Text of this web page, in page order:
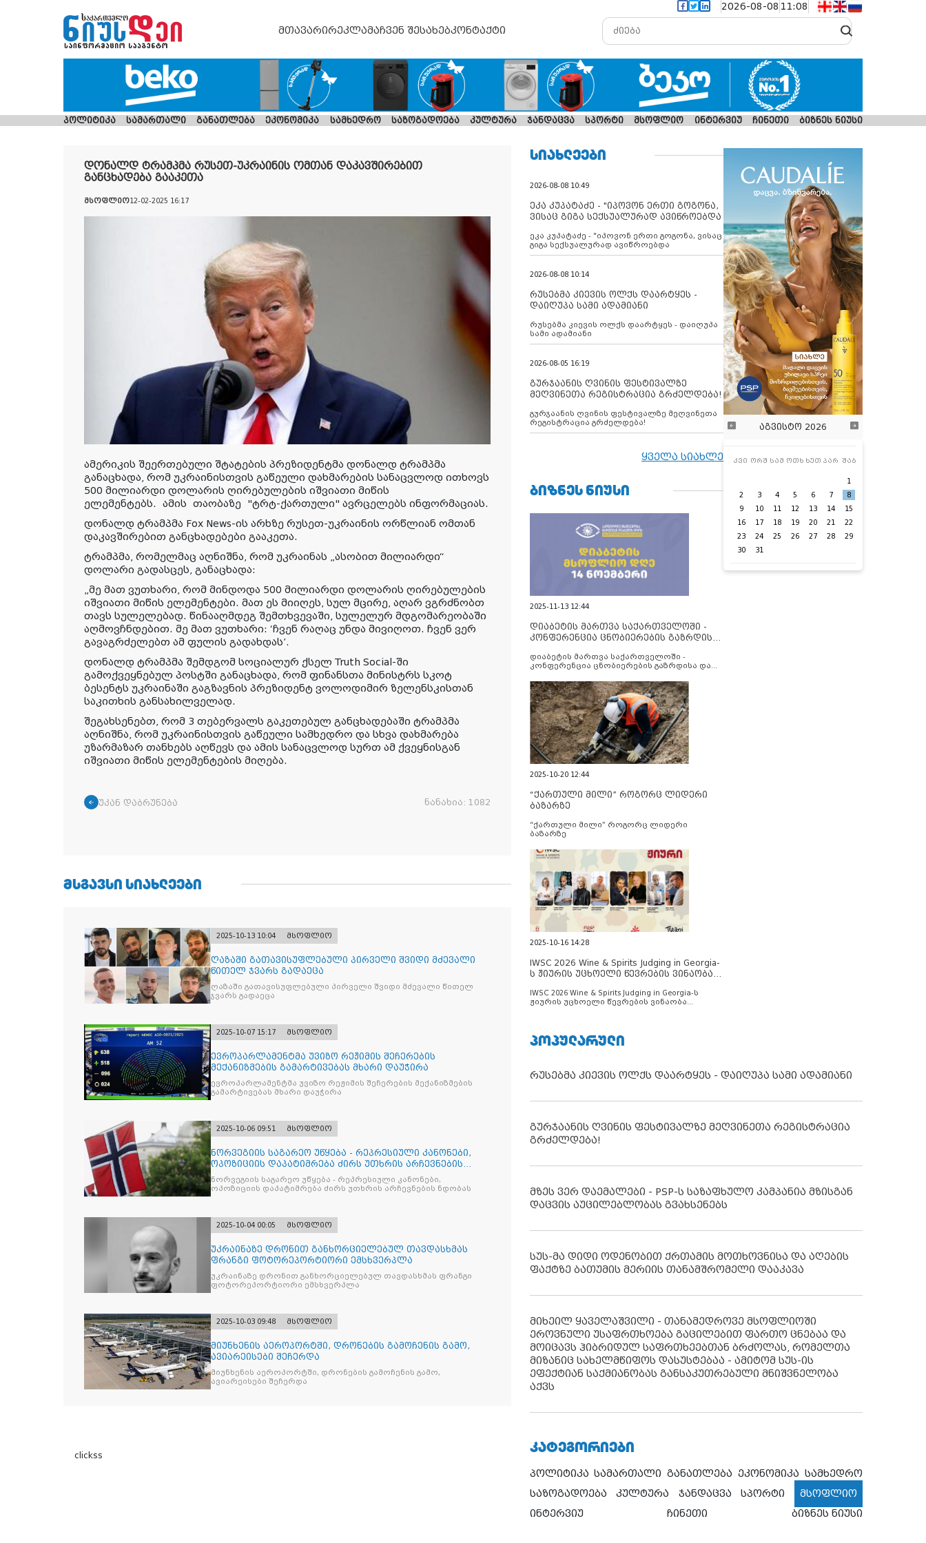
2026-08-08 11:08
მთავარირეკლამაჩვენ შესახებკონტაქტი
პოლიტიკა სამართალი განათლება ეკონომიკა სამხედრო საზოგადოება კულტურა ჯანდაცვა სპორტი მსოფლიო ინტერვიუ ჩინეთი ბიზნეს ნიუსი
დონალდ ტრამპმა რუსეთ-უკრაინის ომთან დაკავშირებით
განცხადება გააკეთა
მსოფლიო12-02-2025 16:17
ამერიკის შეერთებული შტატების პრეზიდენტმა დონალდ ტრამპმა
განაცხადა, რომ უკრაინისთვის გაწეული დახმარების სანაცვლოდ ითხოვს
500 მილიარდი დოლარის ღირებულების იშვიათი მიწის
ელემენტებს. ამის თაობაზე "ტრტ-ქართული" ავრცელებს ინფორმაციას.
დონალდ ტრამპმა Fox News-ის არხზე რუსეთ-უკრაინის ორწლიან ომთან
დაკავშირებით განცხადებები გააკეთა.
ტრამპმა, რომელმაც აღნიშნა, რომ უკრაინას „ასობით მილიარდი“
დოლარი გადასცეს, განაცხადა:
„მე მათ ვუთხარი, რომ მინდოდა 500 მილიარდი დოლარის ღირებულების
იშვიათი მიწის ელემენტები. მათ ეს მიიღეს, სულ მცირე, აღარ ვგრძნობთ
თავს სულელებად. წინააღმდეგ შემთხვევაში, სულელურ მდგომარეობაში
აღმოვჩნდებით. მე მათ ვუთხარი: ‘ჩვენ რაღაც უნდა მივიღოთ. ჩვენ ვერ
გავაგრძელებთ ამ ფულის გადახდას’.
დონალდ ტრამპმა შემდგომ სოციალურ ქსელ Truth Social-ში
გამოქვეყნებულ პოსტში განაცხადა, რომ ფინანსთა მინისტრს სკოტ
ბესენტს უკრაინაში გაგზავნის პრეზიდენტ ვოლოდიმირ ზელენსკისთან
საკითხის განსახილველად.
შეგახსენებთ, რომ 3 თებერვალს გაკეთებულ განცხადებაში ტრამპმა
აღნიშნა, რომ უკრაინისთვის გაწეული სამხედრო და სხვა დახმარება
უზარმაზარ თანხებს აღწევს და ამის სანაცვლოდ სურთ ამ ქვეყნისგან
იშვიათი მიწის ელემენტების მიღება.
უკან დაბრუნება ნანახია: 1082
ᲛᲡᲒᲐᲕᲡᲘ ᲡᲘᲐᲮᲚᲔᲔᲑᲘ
2025-10-13 10:04 მსოფლიო
ღაზაში გათავისუფლებული პირველი შვიდი მძევალი
წითელ ჯვარს გადაეცა
ღაზაში გათავისუფლებული პირველი შვიდი მძევალი წითელ
ჯვარს გადაეცა
2025-10-07 15:17 მსოფლიო
ევროპარლამენტმა უვიზო რეჟიმის შეჩერების
მექანიზმების გამარტივებას მხარი დაუჭირა
ევროპარლამენტმა უვიზო რეჟიმის შეჩერების მექანიზმების
გამარტივებას მხარი დაუჭირა
2025-10-06 09:51 მსოფლიო
ნორვეგიის საგარეო უწყება - რეპრესიული კანონები,
ოპოზიციის დაპატიმრება ძირს უთხრის არჩევნების
ნდობას
ნორვეგიის საგარეო უწყება - რეპრესიული კანონები,
ოპოზიციის დაპატიმრება ძირს უთხრის არჩევნების ნდობას
2025-10-04 00:05 მსოფლიო
უკრაინაზე დრონით განხორციელებულ თავდასხმას
ფრანგი ფოტორეპორტიორი ემსხვერპლა
უკრაინაზე დრონით განხორციელებულ თავდასხმას ფრანგი
ფოტორეპორტიორი ემსხვერპლა
2025-10-03 09:48 მსოფლიო
მიუნხენის აეროპორტში, დრონების გამოჩენის გამო,
ავიარეისები შეჩერდა
მიუნხენის აეროპორტში, დრონების გამოჩენის გამო,
ავიარეისები შეჩერდა
clickss
ᲡᲘᲐᲮᲚᲔᲔᲑᲘ
2026-08-08 10:49
ეკა კუპატაძე - "იპოვონ ერთი გოგონა,
ვისაც გიგა სექსუალურად ავიწროებდა
ეკა კუპატაძე - "იპოვონ ერთი გოგონა, ვისაც
გიგა სექსუალურად ავიწროებდა
2026-08-08 10:14
რუსებმა კიევის ოლქს დაარტყეს -
დაიღუპა სამი ადამიანი
რუსებმა კიევის ოლქს დაარტყეს - დაიღუპა
სამი ადამიანი
2026-08-05 16:19
გურჯაანის ღვინის ფესტივალზე
მეღვინეთა რეგისტრაცია გრძელდება!
გურჯაანის ღვინის ფესტივალზე მეღვინეთა
რეგისტრაცია გრძელდება!
ყველა სიახლე
ᲑᲘᲖᲜᲔᲡ ᲜᲘᲣᲡᲘ
2025-11-13 12:44
დიაბეტის მართვა საქართველოში -
კონფერენცია ცნობიერების გაზრდისა
დიაბეტის მართვა საქართველოში -
კონფერენცია ცნობიერების გაზრდისა და
2025-10-20 12:44
“ქართული მილი” როგორც ლიდერი
ბაზარზე
“ქართული მილი” როგორც ლიდერი
ბაზარზე
2025-10-16 14:28
IWSC 2026 Wine & Spirits Judging in Georgia-
ს ჟიურის უცხოელი წევრების ვინაობა
IWSC 2026 Wine & Spirits Judging in Georgia-ს
ჟიურის უცხოელი წევრების ვინაობა
აგვისტო 2026
კვი ორშ სამ ოთხ ხუთ პარ შაბ
1
2
3 4 5 6 7
8
9
10 11 12 13 14
15
16
17 18 19 20 21
22
23
24 25 26 27 28
29
30
31
ᲞᲝᲞᲣᲚᲐᲠᲣᲚᲘ
რუსებმა კიევის ოლქს დაარტყეს - დაიღუპა სამი ადამიანი
გურჯაანის ღვინის ფესტივალზე მეღვინეთა რეგისტრაცია
გრძელდება!
მზეს ვერ დაემალები - PSP-ს საზაფხულო კამპანია მზისგან
დაცვის აუცილებლობას გვახსენებს
სუს-მა დიდი ოდენობით ქრთამის მოთხოვნისა და აღების
ფაქტზე ბათუმის მერიის თანამშრომელი დააკავა
მიხეილ ყაველაშვილი - თანამედროვე მსოფლიოში
ეროვნული უსაფრთხოება გაცილებით ფართო ცნებაა და
მოიცავს ჰიბრიდულ საფრთხეებთან ბრძოლას, რომელთა
მიზანიც სახელმწიფოს დასუსტებაა - ამიტომ სუს-ის
ეფექტიან საქმიანობას განსაკუთრებული მნიშვნელობა
აქვს
ᲙᲐᲢᲔᲒᲝᲠᲘᲔᲑᲘ
პოლიტიკა სამართალი განათლება ეკონომიკა სამხედრო
საზოგადოება
კულტურა ჯანდაცვა სპორტი
მსოფლიო
ინტერვიუ
ჩინეთი ბიზნეს ნიუსი